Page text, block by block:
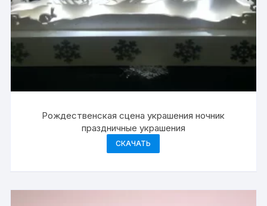
Рождественская сцена украшения ночник
праздничные украшения
СКАЧАТЬ